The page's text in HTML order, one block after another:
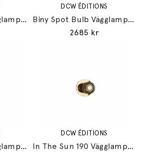
Biny Spot Bulb Vägglampa Black/Anodized Gold
DCW ÉDITIONS
Biny Spot Bulb Vägglampa Black/Polished Nickel
2685 kr
Biny Spot Bulb Vägglampa Black/Black
DCW ÉDITIONS
In The Sun 190 Vägglampa Gold/Gold